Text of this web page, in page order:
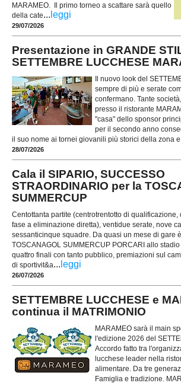
MARAMEO. Il primo torneo a scattare sarà quello
della cate... leggi
29/07/2026
Presentazione in GRANDE
SETTEMBRE LUCCHESE
Il nuovo look del
sempre di più e serate
confermano. Tante
presso il ristorante
"casa" dello sponsor
per il secondo anno
il suo nome ai tornei giovanili più storici della zona
28/07/2026
Cala il SIPARIO, SUCCESSO
STRAORDINARIO per la
SUMMERCUP
Centottanta partite (centrotrentotto di
fase a eliminazione diretta), ventidue serate, nove
sessanticinque squadre. Da quasi un mese di gare
TOSCANAGOL SUMMERCUP PORCARI allo
quattro finali con tanto pubblico, premiazioni sul
di sportivit&a... leggi
26/07/2026
SETTEMBRE LUCCHESE e
continua il MATRIMONIO
MARAMEO sarà il main
l'edizione 2026 del
Accordo fatto tra
lucchese leader nella
alimentare. Da tre
Famiglia e tradizione.